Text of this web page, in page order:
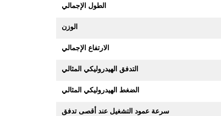
الطول الإجمالي
الوزن
الارتفاع الإجمالي
التدفق الهيدروليكي المثالي
الضغط الهيدروليكي المثالي
سرعة عمود التشغيل عند أقصى تدفق